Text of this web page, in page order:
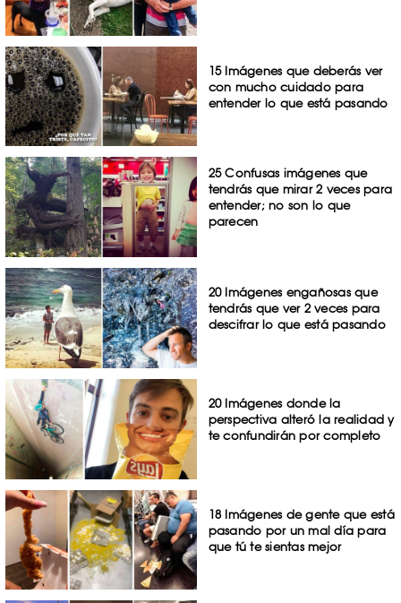
15 Imágenes que deberás ver
con mucho cuidado para
entender lo que está pasando
25 Confusas imágenes que
tendrás que mirar 2 veces para
entender; no son lo que
parecen
20 Imágenes engañosas que
tendrás que ver 2 veces para
descifrar lo que está pasando
20 Imágenes donde la
perspectiva alteró la realidad y
te confundirán por completo
18 Imágenes de gente que está
pasando por un mal día para
que tú te sientas mejor